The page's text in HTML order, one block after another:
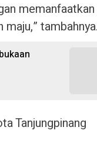
memanfaatkan
tambahnya.
Tanjungpinang